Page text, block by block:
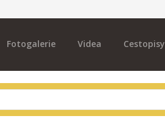
Fotogalerie Videa Cestopisy